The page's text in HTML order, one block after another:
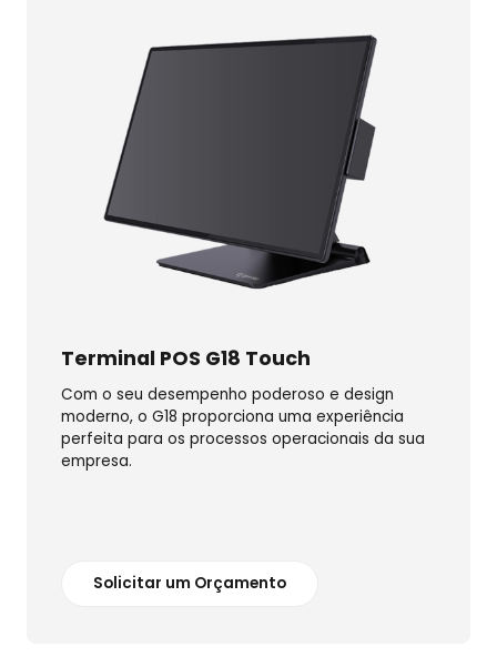
Terminal POS G18 Touch
Com o seu desempenho poderoso e design
moderno, o G18 proporciona uma experiência
perfeita para os processos operacionais da sua
empresa.
Solicitar um Orçamento